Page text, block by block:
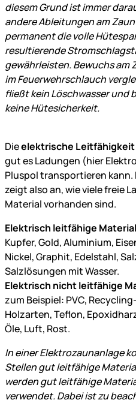
diesem Grund ist immer
andere Ableitungen am
permanent die volle
resultierende
gewährleisten. Bewuchs am
im Feuerwehrschlauch
fließt kein Löschwasser und
keine Hütesicherkeit.
Dieelektrische Leitfähigkeit
gut es Ladungen (hier
Pluspol transportieren
zeigt also an, wie viele freie
Material vorhanden sind.
Elektrisch leitfähige
Kupfer, Gold, Aluminium,
Nickel, Graphit, Edelstahl,
Salzlösungen mit Wasser.
Elektrisch nicht leitfähige
zum Beispiel: PVC,
Holzarten, Teflon,
Öle, Luft, Rost.
In einer Elektrozaunanlage
Stellen gut leitfähige
werden gut leitfähige
verwendet. Dabei ist zu